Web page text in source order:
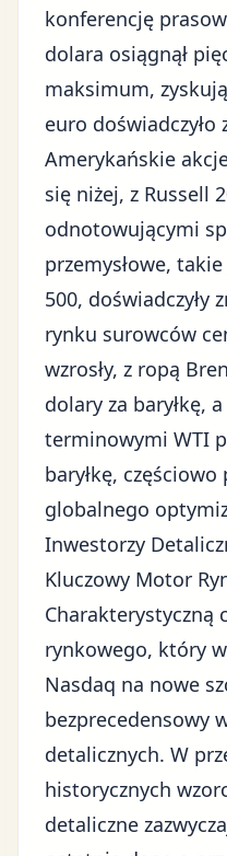
konferencję
dolara osiągnął
maksimum,
euro doświadczyło
Amerykańskie
się niżej, z Russell
odnotowującymi
przemysłowe,
500, doświadczyły
rynku surowców
wzrosły, z ropą
dolary za baryłkę,
terminowymi WTI
baryłkę, częściowo
globalnego
Inwestorzy
Kluczowy Motor
Charakterystyczną
rynkowego, który
Nasdaq na nowe
bezprecedensowy
detalicznych. W
historycznych
detaliczne